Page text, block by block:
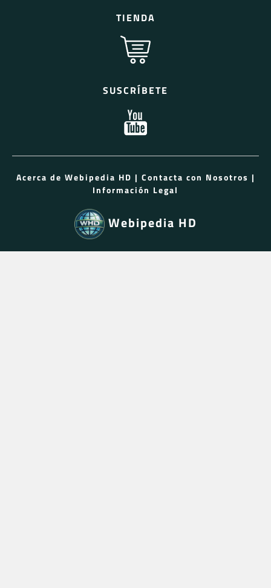
TIENDA
SUSCRÍBETE
Acerca de Webipedia HD | Contacta con Nosotros |
Información Legal
Webipedia HD